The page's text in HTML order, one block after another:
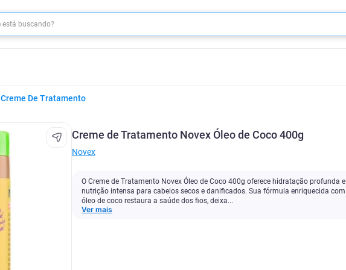
Creme De Tratamento
Creme de Tratamento Novex Óleo de Coco 400g
Novex
O Creme de Tratamento Novex Óleo de Coco 400g oferece hidratação profunda e
nutrição intensa para cabelos secos e danificados. Sua fórmula enriquecida com
óleo de coco restaura a saúde dos fios, deixa...
Ver mais